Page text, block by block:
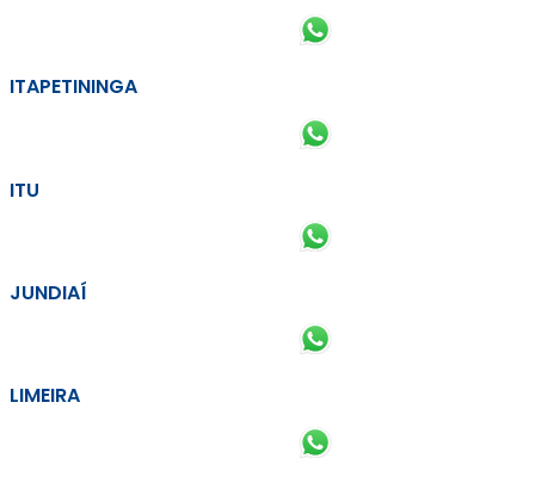
ITAPETININGA
ITU
JUNDIAÍ
LIMEIRA